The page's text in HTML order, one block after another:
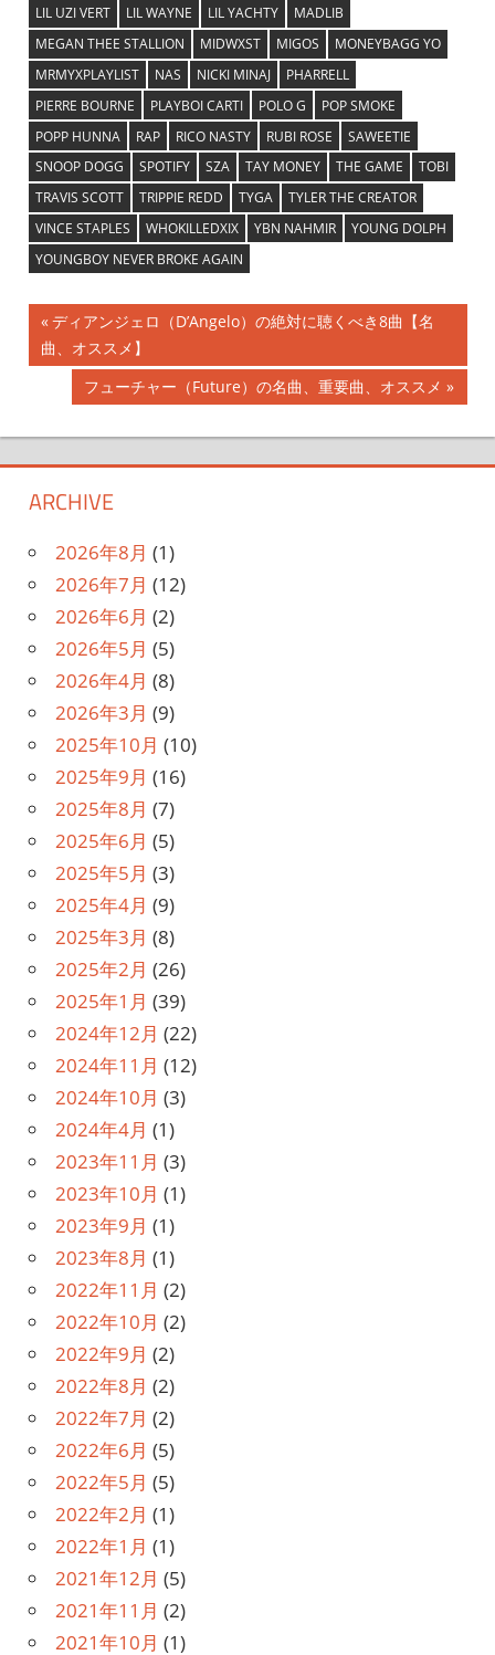
LIL UZI VERT
LIL WAYNE LIL YACHTY
MADLIB
MEGAN THEE STALLION
MIDWXST MIGOS
MONEYBAGG YO
MRMYXPLAYLIST
NAS NICKI MINAJ
PHARRELL
PIERRE BOURNE
PLAYBOI CARTI POLO G
POP SMOKE
POPP HUNNA
RAP RICO NASTY RUBI ROSE
SAWEETIE
SNOOP DOGG
SPOTIFY SZA TAY MONEY THE GAME
TOBI
TRAVIS SCOTT
TRIPPIE REDD TYGA
TYLER THE CREATOR
VINCE STAPLES
WHOKILLEDXIX YBN NAHMIR
YOUNG DOLPH
YOUNGBOY NEVER BROKE AGAIN
投
稿
ビ
ゲ
ー
シ
ョ
ン
前
の
記
ディアンジェロ（D’Angelo）の絶対に聴くべき8曲【名
曲、オススメ】
次
の
記
事:
フューチャー（Future）の名曲、重要曲、オススメ
ARCHIVE
2026年8月 (1)
2026年7月 (12)
2026年6月 (2)
2026年5月 (5)
2026年4月 (8)
2026年3月 (9)
2025年10月 (10)
2025年9月 (16)
2025年8月 (7)
2025年6月 (5)
2025年5月 (3)
2025年4月 (9)
2025年3月 (8)
2025年2月 (26)
2025年1月 (39)
2024年12月 (22)
2024年11月 (12)
2024年10月 (3)
2024年4月 (1)
2023年11月 (3)
2023年10月 (1)
2023年9月 (1)
2023年8月 (1)
2022年11月 (2)
2022年10月 (2)
2022年9月 (2)
2022年8月 (2)
2022年7月 (2)
2022年6月 (5)
2022年5月 (5)
2022年2月 (1)
2022年1月 (1)
2021年12月 (5)
2021年11月 (2)
2021年10月 (1)